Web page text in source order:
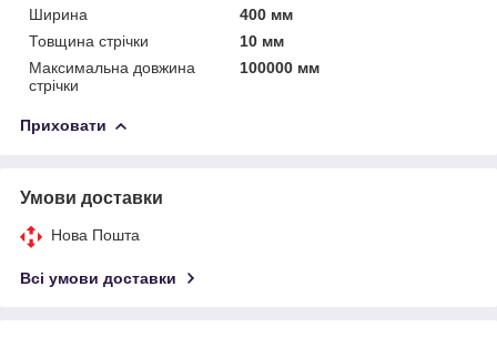
Ширина
400 мм
Товщина стрічки
10 мм
Максимальна довжина
стрічки
100000 мм
Приховати
Умови доставки
Нова Пошта
Всі умови доставки